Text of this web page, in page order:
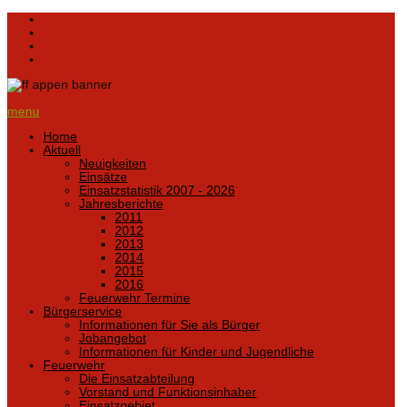
menu
Home
Aktuell
Neuigkeiten
Einsätze
Einsatzstatistik 2007 - 2026
Jahresberichte
2011
2012
2013
2014
2015
2016
Feuerwehr Termine
Bürgerservice
Informationen für Sie als Bürger
Jobangebot
Informationen für Kinder und Jugendliche
Feuerwehr
Die Einsatzabteilung
Vorstand und Funktionsinhaber